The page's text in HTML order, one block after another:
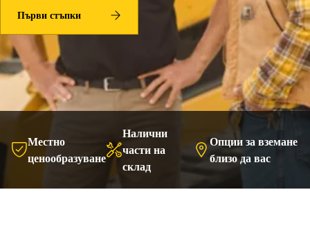
Първи стъпки
Местно
ценообразуване
Налични
части на
склад
Опции за вземане
близо да вас